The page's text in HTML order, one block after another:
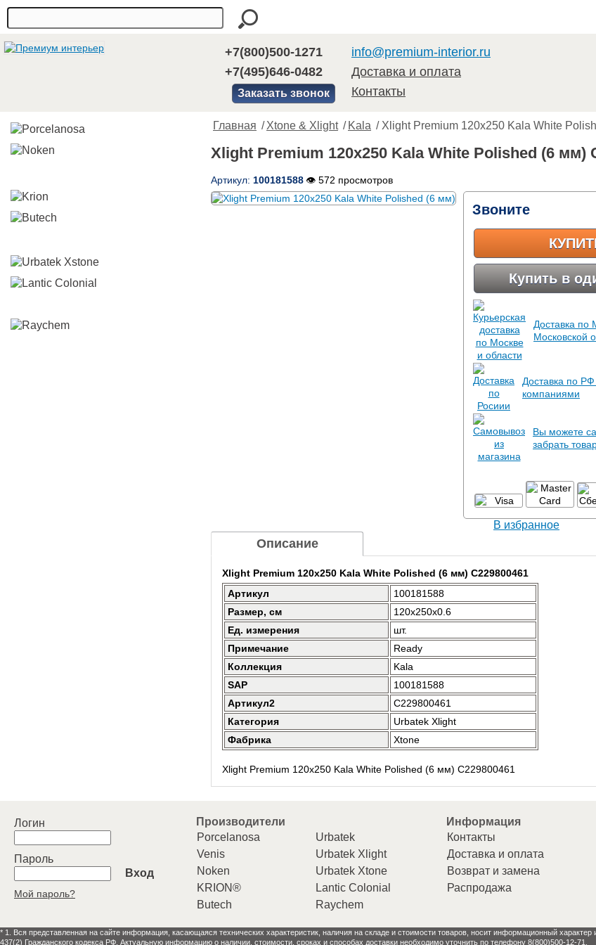
+7(800)500-1271
+7(495)646-0482
Заказать звонок
info@premium-interior.ru
Доставка и оплата
Контакты
Главная / Xtone & Xlight / Kala / Xlight Premium 120x250 Kala White
Xlight Premium 120x250 Kala White Polished (6 мм)
Артикул: 100181588 👁 572 просмотров
Звоните
Купить в
Доставка по
Московской
Доставка по
компаниями
Вы можете
забрать
В избранное
Описание
Xlight Premium 120x250 Kala White Polished (6 мм) C229800461
Артикул
100181588
Размер, см
120x250x0.6
Ед. измерения
шт.
Примечание
Ready
Коллекция
Kala
SAP
100181588
Артикул2
C229800461
Категория
Urbatek Xlight
Фабрика
Xtone
Xlight Premium 120x250 Kala White Polished (6 мм) C229800461
Логин
Пароль
Вход
Мой пароль?
Производители
Porcelanosa
Venis
Noken
KRION®
Butech
Urbatek
Urbatek Xlight
Urbatek Xtone
Lantic Colonial
Raychem
Информация
Контакты
Доставка и оплата
Возврат и замена
Распродажа
* 1. Вся представленная на сайте информация, касающаяся технических характеристик, наличия на складе и стоимости товаров, носит информационный
437(2) Гражданского кодекса РФ. Актуальную информацию о наличии, стоимости, сроках и способах доставки необходимо уточнить по телефону 8(800)500-12-71.